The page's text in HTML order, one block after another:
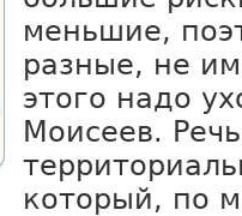
меньшие,
разные, не
этого надо
Моисеев.
который, по